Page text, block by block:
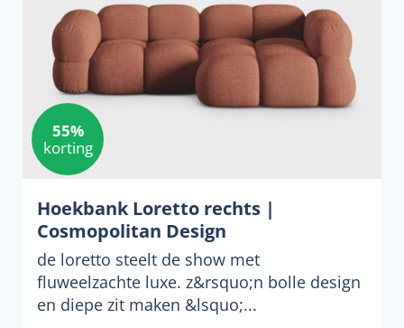
55%
korting
Hoekbank Loretto rechts |
Cosmopolitan Design
de loretto steelt de show met
fluweelzachte luxe. z&rsquo;n bolle design
en diepe zit maken &lsquo;...